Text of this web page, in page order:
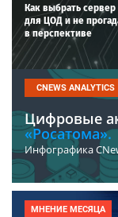
Как выбрать сервер
для ЦОД и не
в перспективе
CNEWS ANALYTICS
Цифровые
«Росатома».
Инфографика
МНЕНИЕ МЕСЯЦА